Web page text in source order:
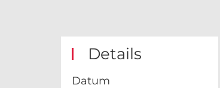
Details
Datum